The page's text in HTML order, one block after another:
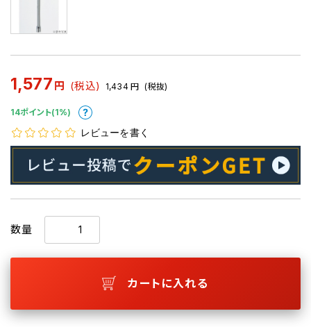
1,577 円 (税込) 1,434 円 (税抜)
14ポイント(1%)
レビューを書く
数量
カートに入れる